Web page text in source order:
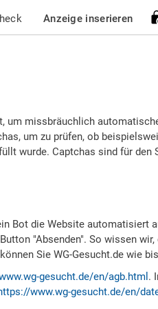
Anzeige inserieren
um missbräuchlich
um zu prüfen, ob
wurde. Captchas sind für den
Bot die Website automatisiert
"Absenden". So wissen
Sie WG-Gesucht.de wie
gesucht.de/en/agb.html .
www.wg-gesucht.de/en/